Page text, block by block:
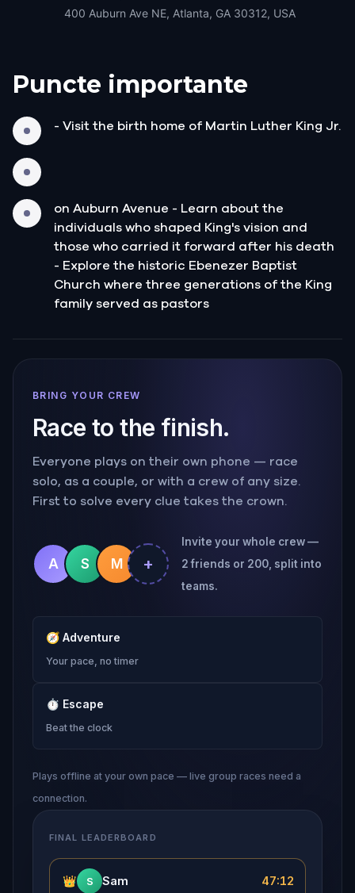
400 Auburn Ave NE, Atlanta, GA 30312, USA
Puncte importante
- Visit the birth home of Martin Luther King Jr.
on Auburn Avenue - Learn about the
individuals who shaped King's vision and
those who carried it forward after his death
- Explore the historic Ebenezer Baptist
Church where three generations of the King
family served as pastors
BRING YOUR CREW
Race to the finish.
Everyone plays on their own phone — race
solo, as a couple, or with a crew of any size.
First to solve every clue takes the crown.
A S M +
Invite your whole crew —
2 friends or 200, split into
teams.
🧭 Adventure
Your pace, no timer
⏱ Escape
Beat the clock
Plays offline at your own pace — live group races need a
connection.
FINAL LEADERBOARD
👑 S Sam 47:12